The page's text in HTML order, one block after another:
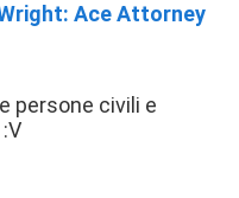
Ace Attorney
persone civili e